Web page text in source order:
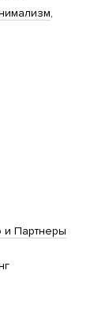
Партнеры